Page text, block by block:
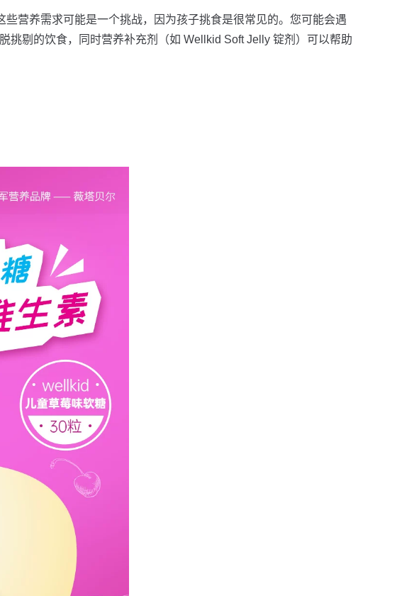
营养需求可能是一个挑战，因为孩子挑食是很常见的。您可能会遇
挑剔的饮食，同时营养补充剂（如 Wellkid Soft Jelly 锭剂）可以帮助